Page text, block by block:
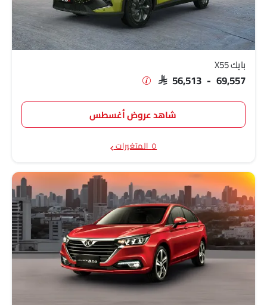
بايك D50
SAR 35,990 - 37,990
بايك BJ40 S
SAR 115,990
بايك BJ30
بايك يو 5 بلس
SAR 53,935 - 86,000
بايك BJ40 F
SAR 84,990
بايك BJ40 Plus
SAR 124,189 - 135,689
بايك X55
SAR 56,513 - 69,557
شاهد عروض أغسطس
٥ المتغيرات